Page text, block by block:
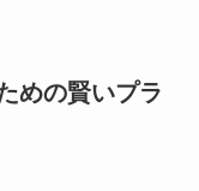
めの賢いプラ